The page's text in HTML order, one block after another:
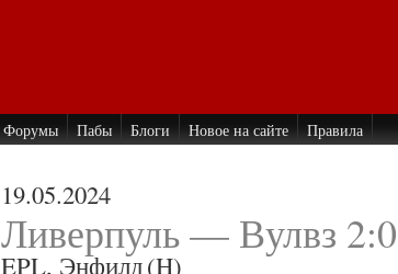
Форумы Пабы Блоги Новое на сайте Правила
19.05.2024
Ливерпуль — Вулвз 2:0
EPL, Энфилд(H)